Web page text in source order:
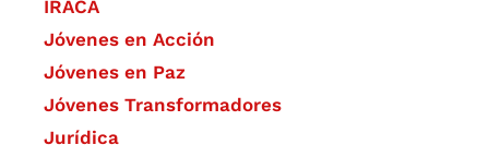
IRACA
Jóvenes en Acción
Jóvenes en Paz
Jóvenes Transformadores
Jurídica